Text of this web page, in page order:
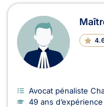
Avocat pénaliste
49 ans d’expérience